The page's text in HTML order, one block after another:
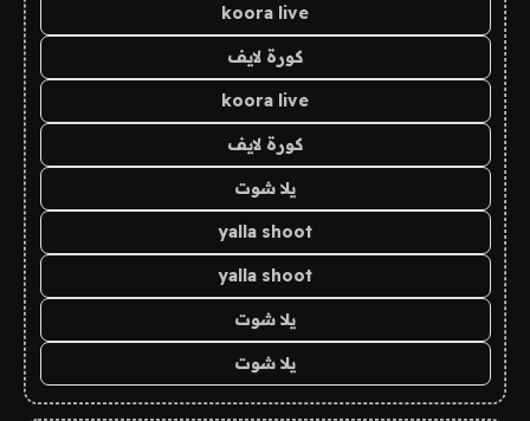
koora live
كورة لايف
koora live
كورة لايف
يلا شوت
yalla shoot
yalla shoot
يلا شوت
يلا شوت